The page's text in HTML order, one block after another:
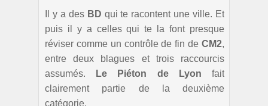
Il y a des BD qui te racontent une ville. Et
puis il y a celles qui te la font presque
réviser comme un contrôle de fin de CM2,
entre deux blagues et trois raccourcis
assumés.
Le Piéton de Lyon fait
clairement partie de la deuxième
catégorie.